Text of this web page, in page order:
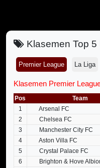
Klasemen Top 5
Premier League La Liga
Klasemen Premier
Pos Team
1
Arsenal FC
2
Chelsea FC
3
Manchester City FC
4
Aston Villa FC
5
Crystal Palace FC
6
Brighton & Hove